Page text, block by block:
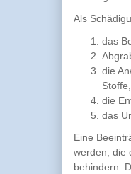
Als
das
die
Stoffe,
die
das
Eine
werden, die
behindern.